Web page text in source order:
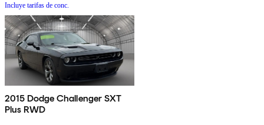
Incluye tarifas de conc.
2015 Dodge Challenger SXT
Plus RWD